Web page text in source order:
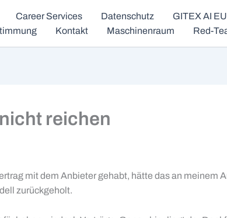
Career Services Datenschutz GITEX AI
Kontakt Maschinenraum Red-
reichen
mit dem Anbieter gehabt, hätte das an meinem
zurückgeholt.